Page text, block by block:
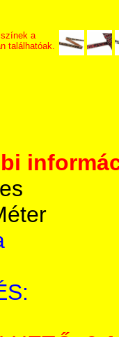
a
találhatóak.